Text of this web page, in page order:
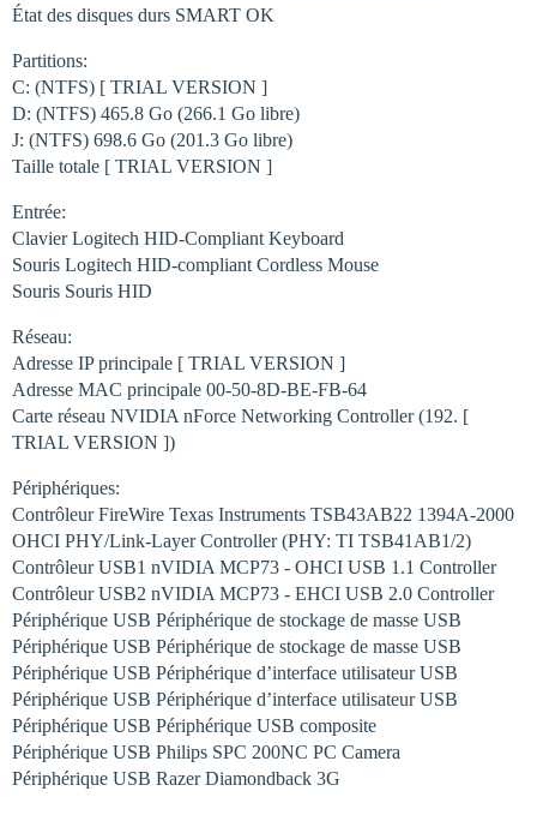
État des disques durs SMART OK
Partitions:
C: (NTFS) [ TRIAL VERSION ]
D: (NTFS) 465.8 Go (266.1 Go libre)
J: (NTFS) 698.6 Go (201.3 Go libre)
Taille totale [ TRIAL VERSION ]
Entrée:
Clavier Logitech HID-Compliant Keyboard
Souris Logitech HID-compliant Cordless Mouse
Souris Souris HID
Réseau:
Adresse IP principale [ TRIAL VERSION ]
Adresse MAC principale 00-50-8D-BE-FB-64
Carte réseau NVIDIA nForce Networking Controller (192. [
TRIAL VERSION ])
Périphériques:
Contrôleur FireWire Texas Instruments TSB43AB22 1394A-2000
OHCI PHY/Link-Layer Controller (PHY: TI TSB41AB1/2)
Contrôleur USB1 nVIDIA MCP73 - OHCI USB 1.1 Controller
Contrôleur USB2 nVIDIA MCP73 - EHCI USB 2.0 Controller
Périphérique USB Périphérique de stockage de masse USB
Périphérique USB Périphérique de stockage de masse USB
Périphérique USB Périphérique d’interface utilisateur USB
Périphérique USB Périphérique d’interface utilisateur USB
Périphérique USB Périphérique USB composite
Périphérique USB Philips SPC 200NC PC Camera
Périphérique USB Razer Diamondback 3G